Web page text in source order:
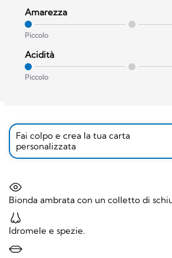
Amarezza
Piccolo
Acidità
Piccolo
Fai colpo e crea la tua carta
personalizzata
Bionda ambrata con un colletto di
Idromele e spezie.